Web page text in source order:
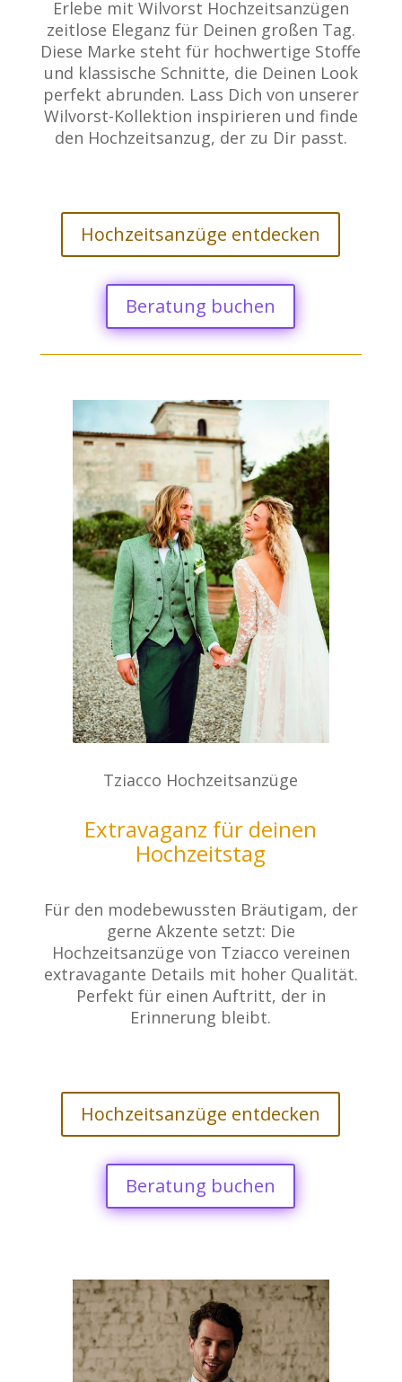
Erlebe mit Wilvorst Hochzeitsanzügen
zeitlose Eleganz für Deinen großen Tag.
Diese Marke steht für hochwertige Stoffe
und klassische Schnitte, die Deinen Look
perfekt abrunden. Lass Dich von unserer
Wilvorst-Kollektion inspirieren und finde
den Hochzeitsanzug, der zu Dir passt.
Hochzeitsanzüge entdecken
Beratung buchen
Tziacco Hochzeitsanzüge
Extravaganz für deinen
Hochzeitstag
Für den modebewussten Bräutigam, der
gerne Akzente setzt: Die
Hochzeitsanzüge von Tziacco vereinen
extravagante Details mit hoher Qualität.
Perfekt für einen Auftritt, der in
Erinnerung bleibt.
Hochzeitsanzüge entdecken
Beratung buchen